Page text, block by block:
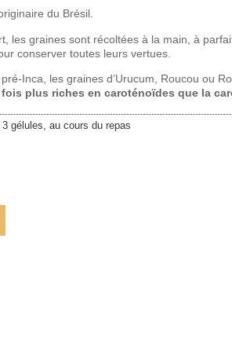
du Brésil.
les graines sont récoltées à la main, à
conserver toutes leurs vertues.
Inca, les graines d’Urucum, Roucou ou
fois plus riches en caroténoïdes que la
gélules, au cours du repas